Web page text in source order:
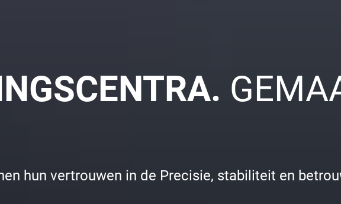
hun vertrouwen in de Precisie, stabiliteit en